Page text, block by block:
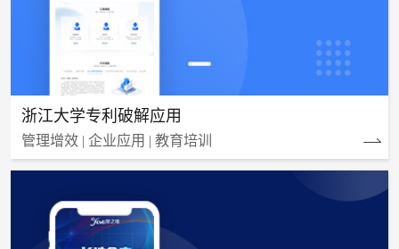
浙江大学专利破解应用
管理增效 | 企业应用 | 教育培训